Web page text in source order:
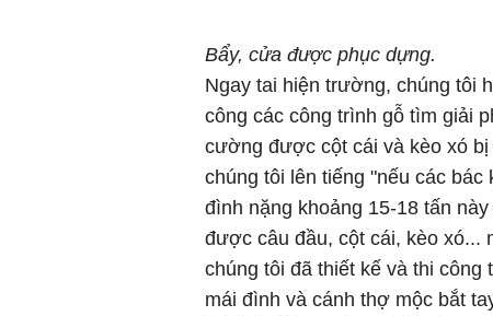
Bẩy, cửa được phục dựng.
Ngay tai hiện trường, chúng tôi
công các công trình gỗ tìm giải
cường được cột cái và kèo xó
chúng tôi lên tiếng "nếu các
đình nặng khoảng 15-18 tấn
được câu đầu, cột cái, kèo xó...
chúng tôi đã thiết kế và thi
mái đình và cánh thợ mộc bắt